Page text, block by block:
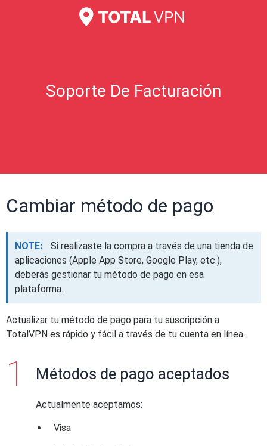
Soporte De Facturación
Cambiar método de pago
NOTE:
Si realizaste la compra a través de una tienda de
aplicaciones (Apple App Store, Google Play, etc.),
deberás gestionar tu método de pago en esa
plataforma.
Actualizar tu método de pago para tu suscripción a
TotalVPN es rápido y fácil a través de tu cuenta en línea.
Métodos de pago aceptados
Actualmente aceptamos:
Visa